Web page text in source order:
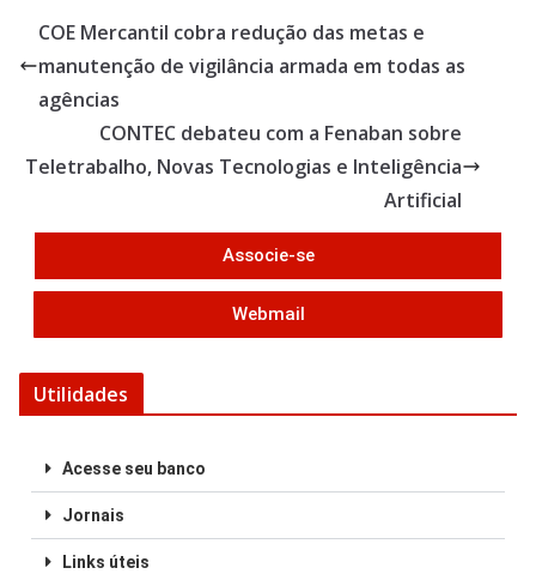
b
o
o
k
er e
COE Mercantil cobra redução das metas e
manutenção de vigilância armada em todas as
agências
CONTEC debateu com a Fenaban sobre
Teletrabalho, Novas Tecnologias e Inteligência
Artificial
Associe-se
Webmail
Utilidades
Acesse seu banco
Jornais
Links úteis